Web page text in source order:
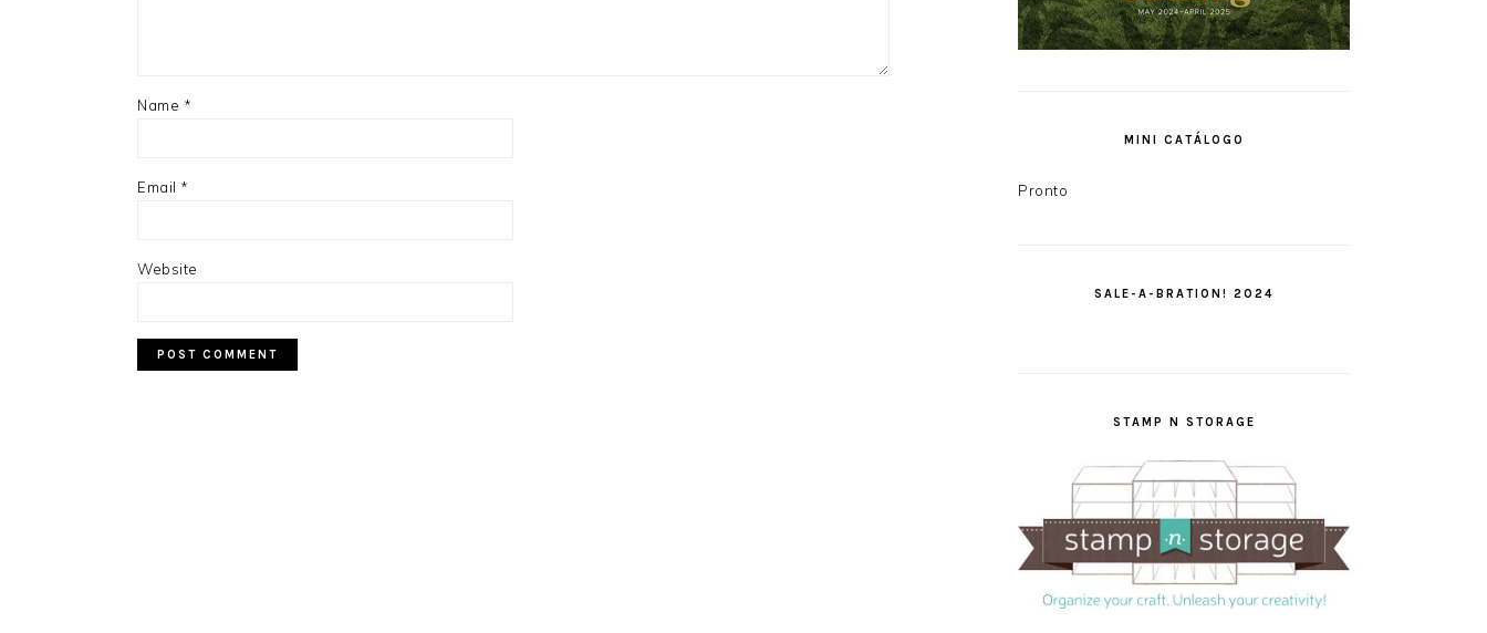
Name *
Email *
Website
MINI CATÁLOGO
Pronto
SALE-A-BRATION! 2024
STAMP N STORAGE